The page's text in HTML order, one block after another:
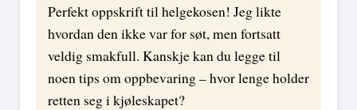
Perfekt oppskrift til helgekosen! Jeg likte
hvordan den ikke var for søt, men fortsatt
veldig smakfull. Kanskje kan du legge til
noen tips om oppbevaring – hvor lenge holder
retten seg i kjøleskapet?